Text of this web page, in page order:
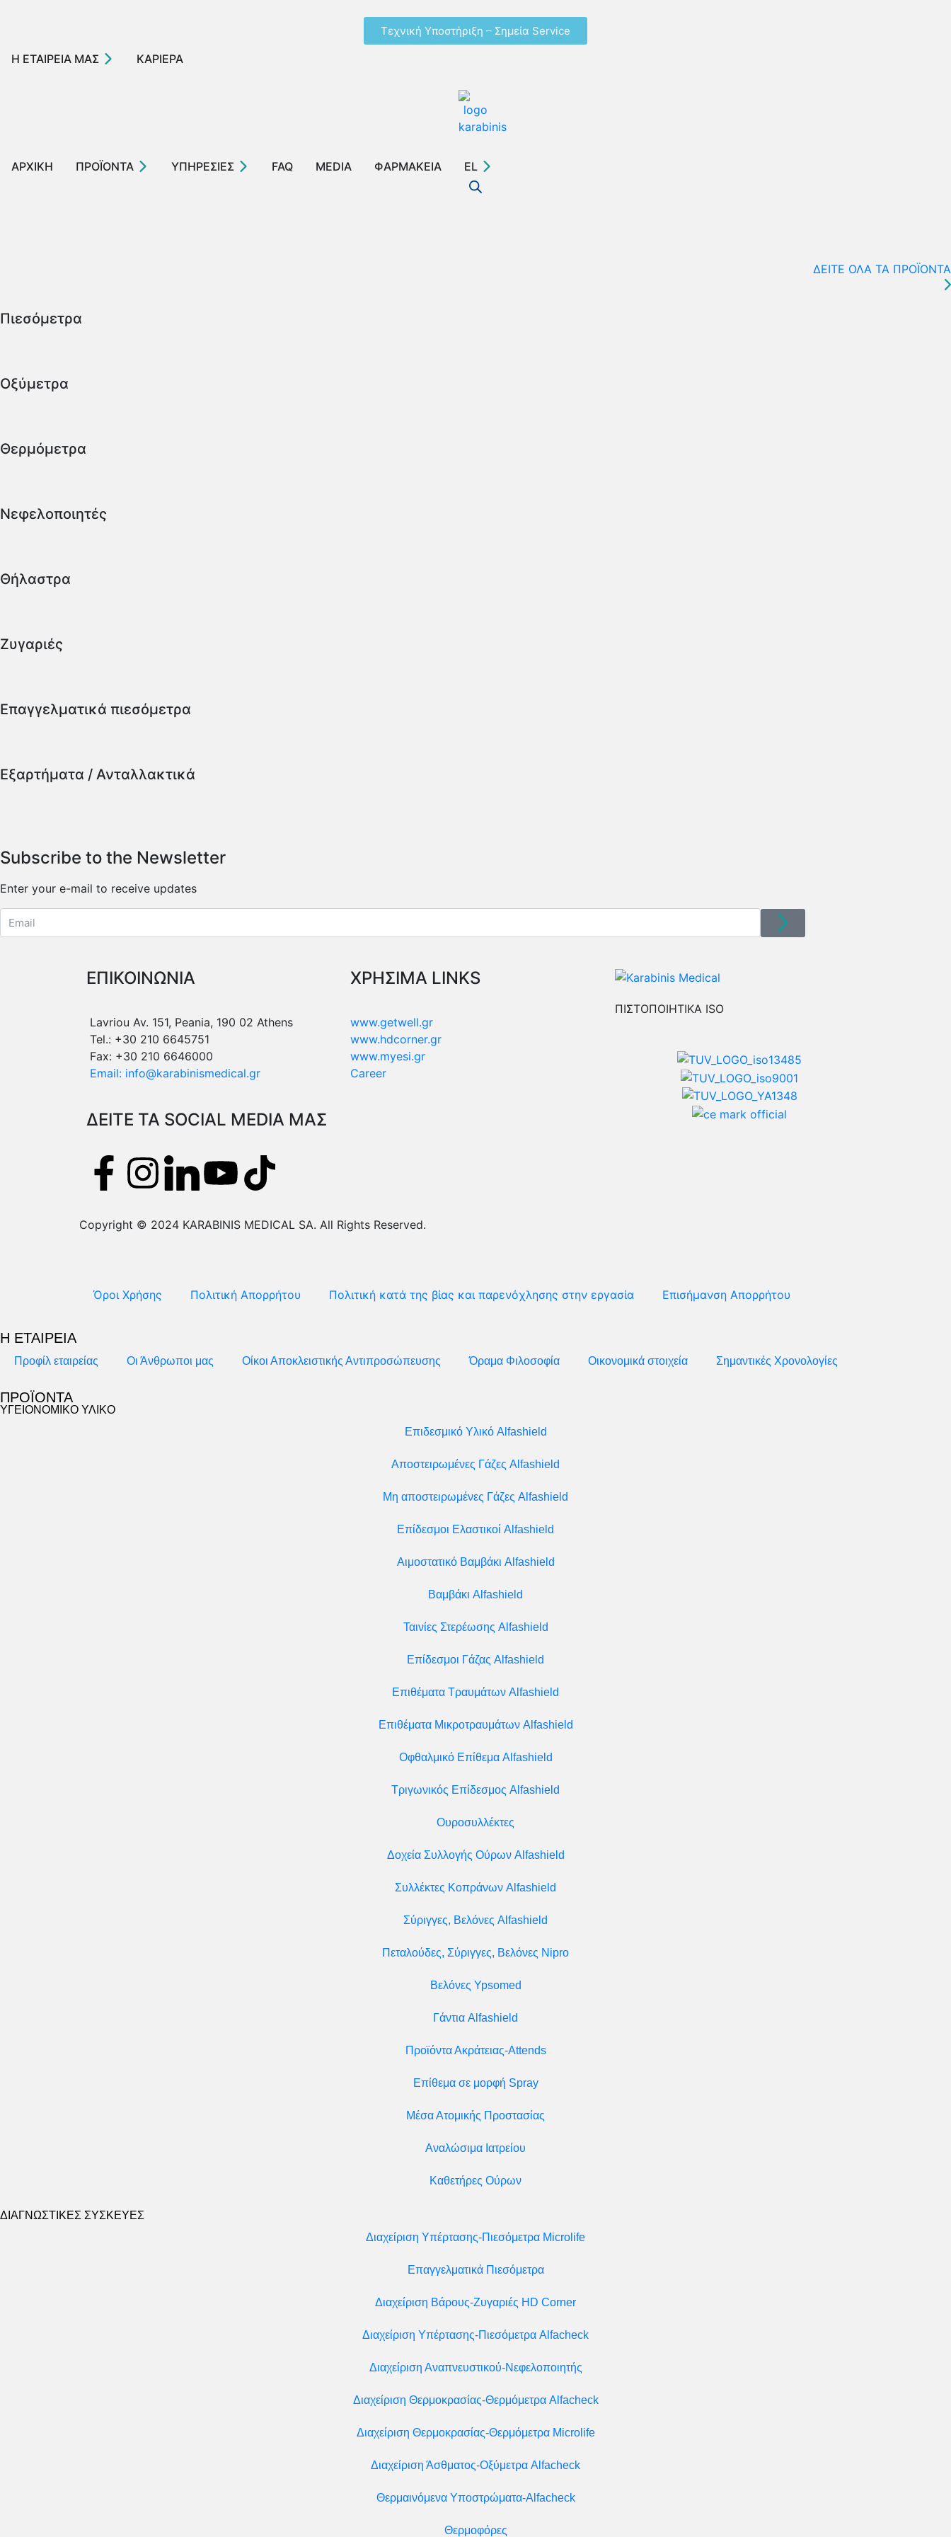
Τεχνική Υποστήριξη – Σημεία Service
Η ΕΤΑΙΡΕΙΑ ΜΑΣ ΚΑΡΙΕΡΑ
ΑΡΧΙΚΗ ΠΡΟΪΟΝΤΑ ΥΠΗΡΕΣΙΕΣ FAQ MEDIA ΦΑΡΜΑΚΕΙΑ EL
ΔΕΙΤΕ ΟΛΑ ΤΑ ΠΡΟΪΟΝΤΑ
Πιεσόμετρα
Οξύμετρα
Θερμόμετρα
Νεφελοποιητές
Θήλαστρα
Ζυγαριές
Επαγγελματικά πιεσόμετρα
Εξαρτήματα / Ανταλλακτικά
Subscribe to the Newsletter
Enter your e-mail to receive updates
ΕΠΙΚΟΙΝΩΝΙΑ
Lavriou Av. 151, Peania, 190 02 Athens
Tel.: +30 210 6645751
Fax: +30 210 6646000
Email: info@karabinismedical.gr
ΔEITE TA SOCIAL MEDIA ΜΑΣ
ΧΡΗΣΙΜΑ LINKS
www.getwell.gr
www.hdcorner.gr
www.myesi.gr
Career
ΠΙΣΤΟΠΟΙΗΤΙΚΑ ISO
Copyright © 2024 KARABINIS MEDICAL SA. All Rights Reserved.
Όροι Χρήσης Πολιτική Απορρήτου Πολιτική κατά της βίας και παρενόχλησης στην εργασία Επισήμανση Απορρήτου
Η ΕΤΑΙΡΕΙΑ
Προφίλ εταιρείας Οι Άνθρωποι μας Οίκοι Αποκλειστικής Αντιπροσώπευσης Όραμα Φιλοσοφία Οικονομικά στοιχεία Σημαντικές Χρονολογίες
ΠΡΟΪΟΝΤΑ
ΥΓΕΙΟΝΟΜΙΚΟ ΥΛΙΚΟ
Επιδεσμικό Υλικό Alfashield
Αποστειρωμένες Γάζες Alfashield
Μη αποστειρωμένες Γάζες Alfashield
Επίδεσμοι Ελαστικοί Alfashield
Αιμοστατικό Βαμβάκι Alfashield
Βαμβάκι Alfashield
Ταινίες Στερέωσης Alfashield
Επίδεσμοι Γάζας Alfashield
Επιθέματα Τραυμάτων Alfashield
Επιθέματα Μικροτραυμάτων Alfashield
Οφθαλμικό Eπίθεμα Alfashield
Τριγωνικός Επίδεσμος Alfashield
Ουροσυλλέκτες
Δοχεία Συλλογής Ούρων Alfashield
Συλλέκτες Κοπράνων Alfashield
Σύριγγες, Βελόνες Alfashield
Πεταλούδες, Σύριγγες, Βελόνες Nipro
Βελόνες Ypsomed
Γάντια Alfashield
Προϊόντα Ακράτειας-Attends
Επίθεμα σε μορφή Spray
Μέσα Ατομικής Προστασίας
Αναλώσιμα Ιατρείου
Καθετήρες Ούρων
ΔΙΑΓΝΩΣΤΙΚΕΣ ΣΥΣΚΕΥΕΣ
Διαχείριση Υπέρτασης-Πιεσόμετρα Microlife
Επαγγελματικά Πιεσόμετρα
Διαχείριση Βάρους-Ζυγαριές HD Corner
Διαχείριση Υπέρτασης-Πιεσόμετρα Alfacheck
Διαχείριση Αναπνευστικού-Νεφελοποιητής
Διαχείριση Θερμοκρασίας-Θερμόμετρα Alfacheck
Διαχείριση Θερμοκρασίας-Θερμόμετρα Microlife
Διαχείριση Άσθματος-Οξύμετρα Alfacheck
Θερμαινόμενα Υποστρώματα-Alfacheck
Θερμοφόρες